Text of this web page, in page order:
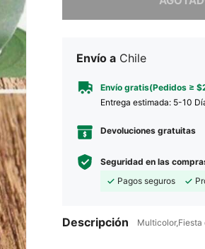
Envío a Chile
Envío gratis(Pedidos ≥
Entrega estimada: 5-10
Devoluciones gratuitas
Seguridad en las
Pagos seguros
Descripción Multicolor,Fiesta